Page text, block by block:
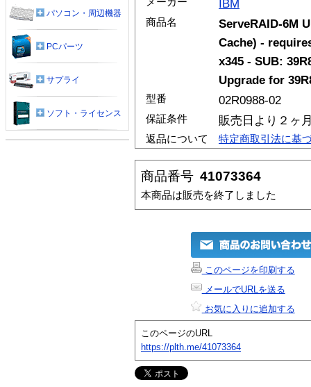
IBM
商品名
ServeRAID-6M
Cache) -
x345 - SUB:
Upgrade for
型番 02R0988-02
保証条件 販売日より２ヶ
返品について 特定商取引法に基
商品番号 41073364
本商品は販売を終了しました
このページを印刷する
メールでURLを送る
お気に入りに追加する
このページのURL
https://plth.me/41073364
パソコン・周辺機器
PCパーツ
サプライ
ソフト・ライセンス